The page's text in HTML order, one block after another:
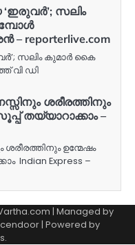
സലിം
reporterlive.com
സലിം കുമാർ കൈ
വി ഡി
ശരീരത്തിനും
തയ്യാറാക്കാം –
ശരീരത്തിനും ഉന്മേഷം
Indian Express –
| Managed by
| Powered by
.